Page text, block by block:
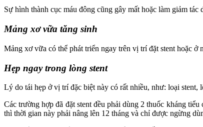
Sự hình thành cục máu đông cũng gây mất hoặc làm giảm tác
Mảng xơ vữa tăng sinh
Mảng xơ vữa có thể phát triển ngay trên vị trí đặt stent hoặc
Hẹp ngay trong lòng stent
Lý do tái hẹp ở vị trí đặc biệt này có rất nhiều, như: loại
Các trường hợp đã đặt stent đều phải dùng 2 thuốc kháng
thì thời gian này phải nâng lên 12 tháng và chỉ được ngừng